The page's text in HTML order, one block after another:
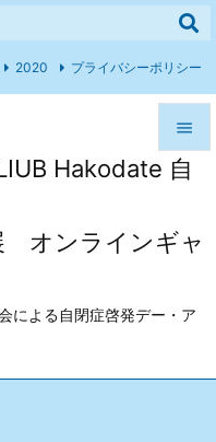
Hakodate 自
オンラインギャ
による自閉症啓発デー・ア



前へ
次へ
2020 プライバシーポリシー